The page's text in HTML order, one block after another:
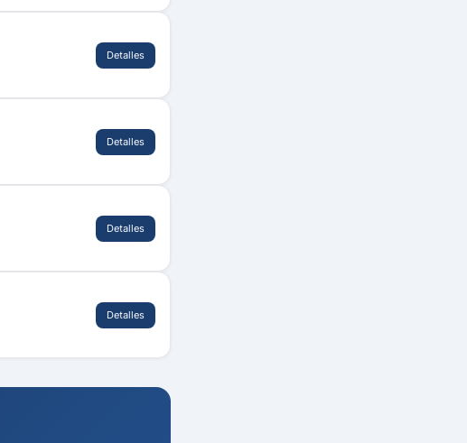
Detalles
Detalles
Detalles
Detalles